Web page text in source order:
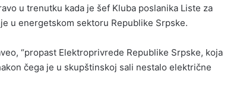
u trenutku kada je šef Kluba poslanika Liste za
u energetskom sektoru Republike Srpske.
“propast Elektroprivrede Republike Srpske, koja
čega je u skupštinskoj sali nestalo električne